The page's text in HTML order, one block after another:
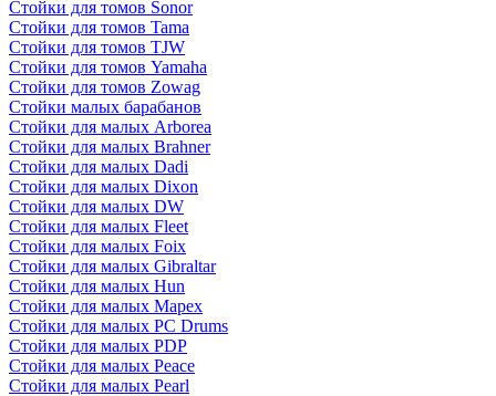
Стойки для томов Sonor
Стойки для томов Tama
Стойки для томов TJW
Стойки для томов Yamaha
Стойки для томов Zowag
Стойки малых барабанов
Стойки для малых Arborea
Стойки для малых Brahner
Стойки для малых Dadi
Стойки для малых Dixon
Стойки для малых DW
Стойки для малых Fleet
Стойки для малых Foix
Стойки для малых Gibraltar
Стойки для малых Hun
Стойки для малых Mapex
Стойки для малых PC Drums
Стойки для малых PDP
Стойки для малых Peace
Стойки для малых Pearl